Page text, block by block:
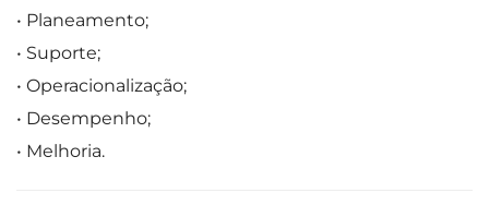
• Planeamento;
• Suporte;
• Operacionalização;
• Desempenho;
• Melhoria.